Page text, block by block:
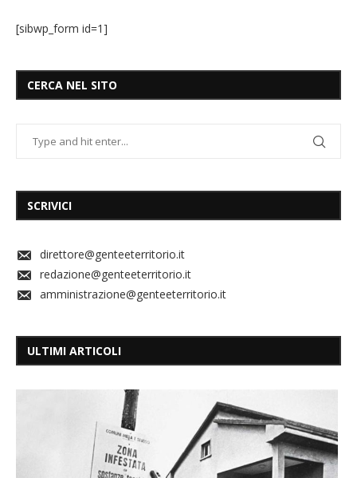
[sibwp_form id=1]
CERCA NEL SITO
SCRIVICI
direttore@genteeterritorio.it
redazione@genteeterritorio.it
amministrazione@genteeterritorio.it
ULTIMI ARTICOLI